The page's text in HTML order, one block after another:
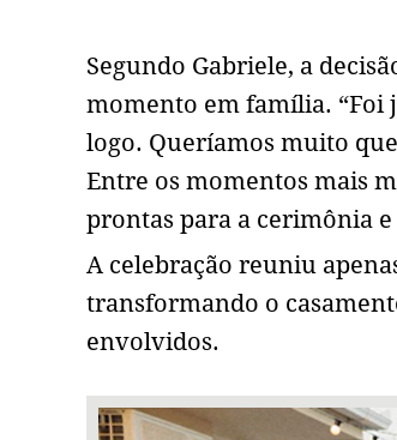
Segundo Gabriele, a
momento em família. “Foi
logo. Queríamos muito
Entre os momentos mais
prontas para a cerimônia
A celebração reuniu
transformando o
envolvidos.